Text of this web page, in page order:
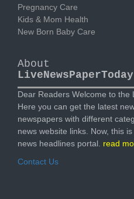
Pregnancy Care
Kids & Mom Health
New Born Baby Care
About
LiveNewsPaperToday
Dear Readers Welcome to the
Here you can get the latest
newspapers with different
news website links. Now, this
news headlines portal. read
Contact Us